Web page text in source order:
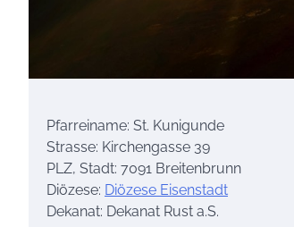
Pfarreiname: St. Kunigunde
Strasse: Kirchengasse 39
PLZ, Stadt: 7091 Breitenbrunn
Diözese: Diözese Eisenstadt
Dekanat: Dekanat Rust a.S.